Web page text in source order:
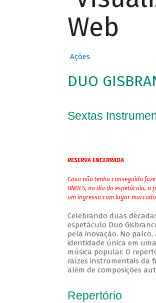
Web
Ações
DUO
Sextas
RESERVA ENCERRADA
Caso não tenha conseguido
BNDES, no dia do espetáculo,
um ingresso com lugar
Celebrando duas
espetáculo Duo
pela inovação. No
identidade única em
música popular. O
raízes instrumentais da
além de composições
Repertório